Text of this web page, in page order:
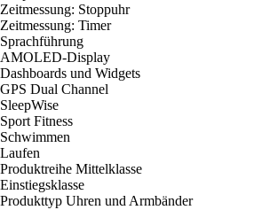
Zeitmessung: Stoppuhr
Zeitmessung: Timer
Sprachführung
AMOLED-Display
Dashboards und Widgets
GPS Dual Channel
SleepWise
Sport Fitness
Schwimmen
Laufen
Produktreihe Mittelklasse
Einstiegsklasse
Produkttyp Uhren und Armbänder